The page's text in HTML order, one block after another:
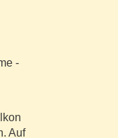
-
Auf